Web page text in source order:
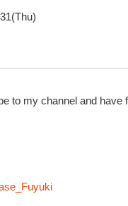
to my channel and have